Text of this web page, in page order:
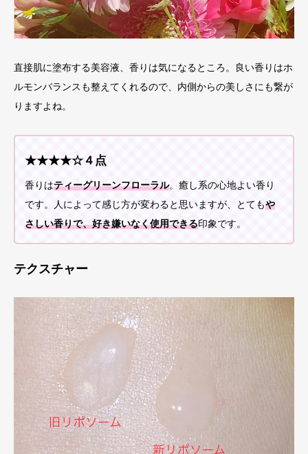
直接肌に塗布する美容液、香りは気になるところ。良い香りはホ
ルモンバランスも整えてくれるので、内側からの美しさにも繋が
りますよね。
★★★★☆４点
香りはティーグリーンフローラル。癒し系の心地よい香り
です。人によって感じ方が変わると思いますが、とてもや
さしい香りで、好き嫌いなく使用できる印象です。
テクスチャー